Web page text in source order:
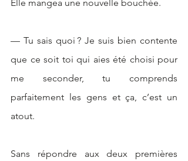
Elle mangea une nouvelle bouchée.
— Tu sais quoi ? Je suis bien contente
que ce soit toi qui aies été choisi pour
me seconder, tu comprends
parfaitement les gens et ça, c’est un
atout.
Sans répondre aux deux premières